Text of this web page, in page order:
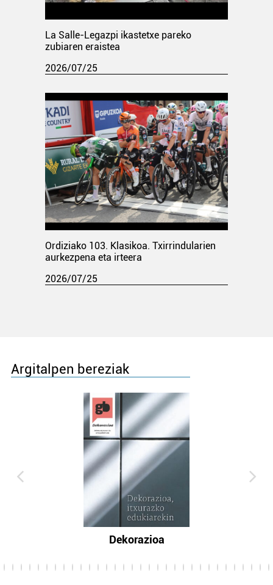
La Salle-Legazpi ikastetxe pareko
zubiaren eraistea
2026/07/25
Ordiziako 103. Klasikoa. Txirrindularien
aurkezpena eta irteera
2026/07/25
Argitalpen bereziak
Dekorazioa